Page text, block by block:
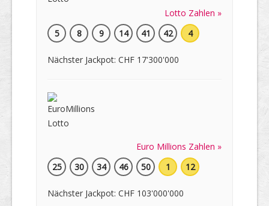
Lotto Zahlen »
5
8 9 14 41 42 4
Nächster Jackpot: CHF 17'300'000
Euro Millions Zahlen »
25
30 34 46 50 1 12
Nächster Jackpot: CHF 103'000'000